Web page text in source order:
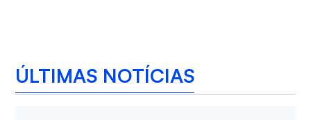
ÚLTIMAS NOTÍCIAS